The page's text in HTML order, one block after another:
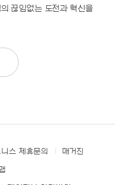
끊임없는 도전과 혁신을
스 제휴문의 매거진